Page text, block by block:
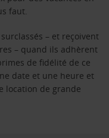
faut.
– et reçoivent
– quand ils adhèrent
de fidélité de ce
date et une heure et
location de grande